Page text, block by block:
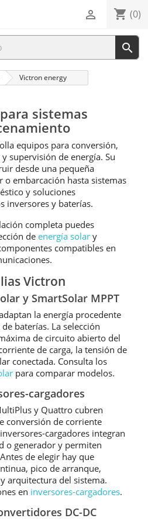
shopping_cart (0)


Victron energy
sistemas
equipos para conversión,
supervisión de energía. Su
desde una pequeña
o embarcación hasta sistemas
y soluciones
inversores y baterías.
completa puedes
de energía solar y
compatibles en
Victron
y SmartSolar MPPT
la energía procedente
baterías. La selección
de circuito abierto del
de carga, la tensión de
conectada. Consulta los
para comparar modelos.
cargadores
y Quattro cubren
conversión de corriente
cargadores integran
o generador y permiten
de elegir hay que
pico de arranque,
arquitectura del sistema.
en inversores-cargadores.
DC-DC